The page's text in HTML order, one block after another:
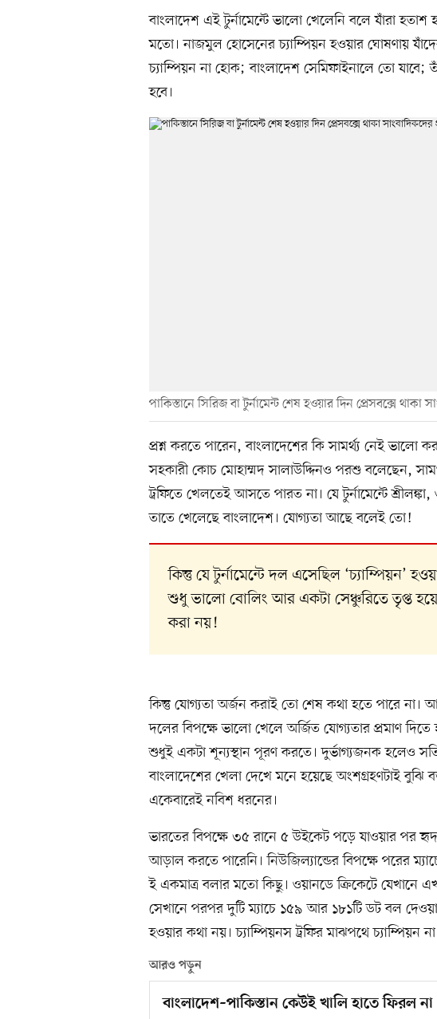
বাংলাদেশ এই টুর্নামেন্টে ভালো খেলেনি বলে যাঁরা
মতো। নাজমুল হোসেনের চ্যাম্পিয়ন হওয়ার ঘোষণায়
চ্যাম্পিয়ন না হোক; বাংলাদেশ সেমিফাইনালে তো
হবে।
পাকিস্তানে সিরিজ বা টুর্নামেন্ট শেষ হওয়ার দিন প্রেসবক্সে
প্রশ্ন করতে পারেন, বাংলাদেশের কি সামর্থ্য নেই
সহকারী কোচ মোহাম্মদ সালাউদ্দিনও পরশু বলেছেন,
ট্রফিতে খেলতেই আসতে পারত না। যে টুর্নামেন্টে
তাতে খেলেছে বাংলাদেশ। যোগ্যতা আছে বলেই তো!
কিন্তু যে টুর্নামেন্টে দল এসেছিল ‘চ্যাম্পিয়ন’
শুধু ভালো বোলিং আর একটা সেঞ্চুরিতে তৃপ্ত
করা নয়!
কিন্তু যোগ্যতা অর্জন করাই তো শেষ কথা হতে পারে না।
দলের বিপক্ষে ভালো খেলে অর্জিত যোগ্যতার প্রমাণ
শুধুই একটা শূন্যস্থান পূরণ করতে। দুর্ভাগ্যজনক হলেও
বাংলাদেশের খেলা দেখে মনে হয়েছে অংশগ্রহণটাই বুঝি
একেবারেই নবিশ ধরনের।
ভারতের বিপক্ষে ৩৫ রানে ৫ উইকেট পড়ে যাওয়ার পর
আড়াল করতে পারেনি। নিউজিল্যান্ডের বিপক্ষে পরের
ই একমাত্র বলার মতো কিছু। ওয়ানডে ক্রিকেটে যেখানে
সেখানে পরপর দুটি ম্যাচে ১৫৯ আর ১৮১টি ডট বল
হওয়ার কথা নয়। চ্যাম্পিয়নস ট্রফির মাঝপথে চ্যাম্পিয়ন
আরও পড়ুন
বাংলাদেশ–পাকিস্তান কেউই খালি হাতে ফিরল না